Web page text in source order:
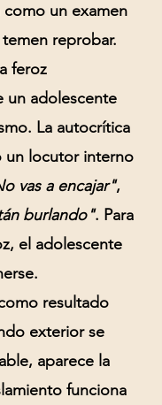
un examen
reprobar.
feroz
un adolescente
La autocrítica
un locutor interno
vas a encajar",
burlando". Para
el adolescente
resultado
exterior se
aparece la
funciona